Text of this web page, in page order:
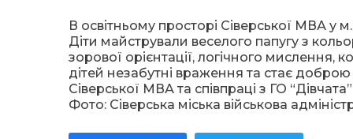
В освітньому просторі Сіверської МВА
Діти майстрували веселого папугу з
зорової орієнтації, логічного
дітей незабутні враження та стає
Сіверської МВА та співпраці з ГО
Фото: Сіверська міська військова